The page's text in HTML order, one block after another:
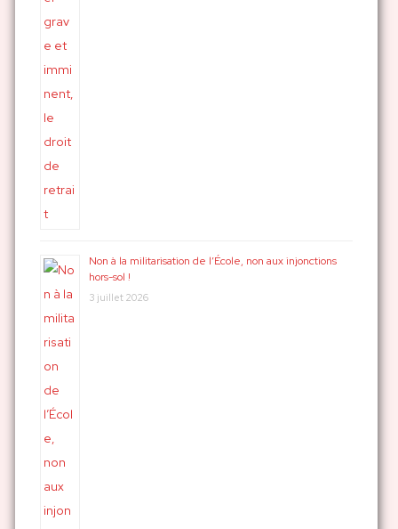
Non à la militarisation de l’École, non aux injonctions
hors-sol !
3 juillet 2026